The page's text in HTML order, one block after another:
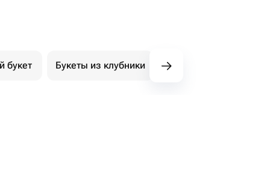
букет Букеты из клубники Букет из конфет